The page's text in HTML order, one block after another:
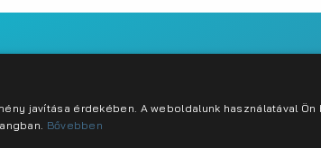
javítása érdekében. A weboldalunk használatával
Bővebben